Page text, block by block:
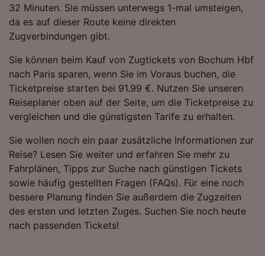
32 Minuten. Sie müssen unterwegs 1-mal umsteigen,
da es auf dieser Route keine direkten
Zugverbindungen gibt.
Sie können beim Kauf von Zugtickets von Bochum Hbf
nach Paris sparen, wenn Sie im Voraus buchen, die
Ticketpreise starten bei 91.99 €. Nutzen Sie unseren
Reiseplaner oben auf der Seite, um die Ticketpreise zu
vergleichen und die günstigsten Tarife zu erhalten.
Sie wollen noch ein paar zusätzliche Informationen zur
Reise? Lesen Sie weiter und erfahren Sie mehr zu
Fahrplänen, Tipps zur Suche nach günstigen Tickets
sowie häufig gestellten Fragen (FAQs). Für eine noch
bessere Planung finden Sie außerdem die Zugzeiten
des ersten und letzten Zuges. Suchen Sie noch heute
nach passenden Tickets!
Folgendes bereitzustellen:
Verwendung genauer Standortdaten.
Endgeräteeigenschaften zur Identifikation
Informationen auf einem Endgerät.
Personalisierte Werbung und Inhalte, Messung
von Werbeleistung und der Performance von
Inhalten, Zielgruppenforschung sowie
Entwicklung und Verbesserung von
Angeboten.
Liste der Partner (Lieferanten)